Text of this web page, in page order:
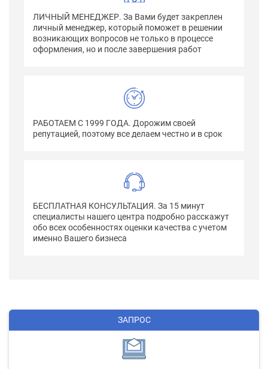
ЛИЧНЫЙ МЕНЕДЖЕР. За Вами будет закреплен
личный менеджер, который поможет в решении
возникающих вопросов не только в процессе
оформления, но и после завершения работ
РАБОТАЕМ С 1999 ГОДА. Дорожим своей
репутацией, поэтому все делаем честно и в срок
БЕСПЛАТНАЯ КОНСУЛЬТАЦИЯ. За 15 минут
специалисты нашего центра подробно расскажут
обо всех особенностях оценки качества с учетом
именно Вашего бизнеса
ЗАПРОС